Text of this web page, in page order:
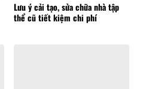
Lưu ý cải tạo, sửa chữa nhà tập
thể cũ tiết kiệm chi phí